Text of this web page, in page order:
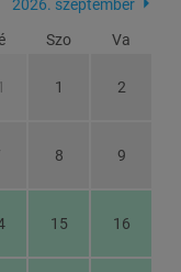
2026. szeptember
Szo Va
1 2
8 9
15 16